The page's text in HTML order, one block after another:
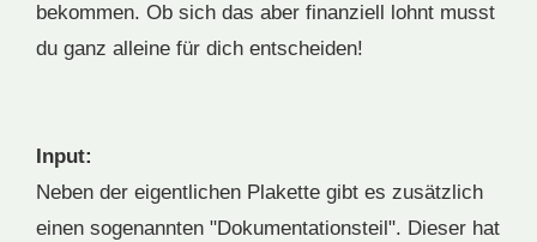
bekommen. Ob sich das aber finanziell lohnt musst
du ganz alleine für dich entscheiden!
Input:
Neben der eigentlichen Plakette gibt es zusätzlich
einen sogenannten "Dokumentationsteil". Dieser hat